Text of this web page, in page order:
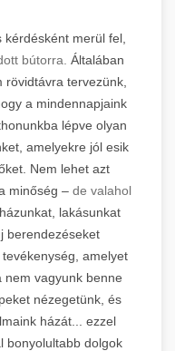
merül fel,
bútorra. Általában
tervezünk,
a mindennapjaink
lépve olyan
amelyekre jól esik
Nem lehet azt
minőség – de valahol
lakásunkat
berendezéseket
amelyet
nem vagyunk benne
nézegetünk, és
házát... ezzel
bonyolultabb dolgok